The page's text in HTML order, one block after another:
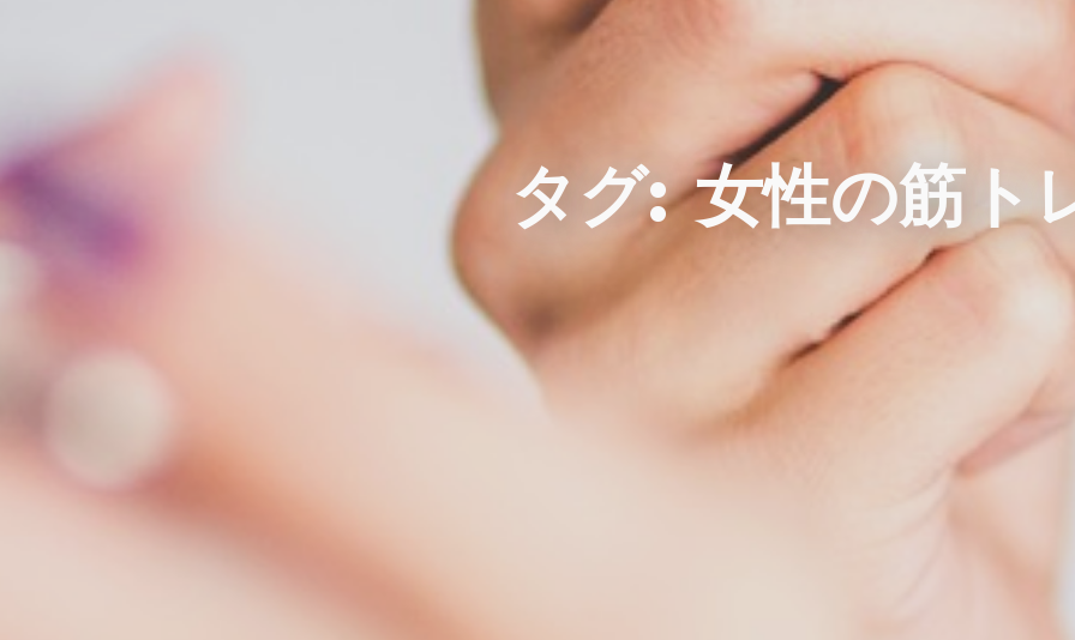
タグ:女性の筋ト